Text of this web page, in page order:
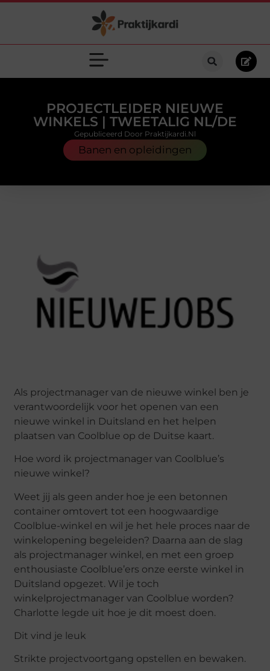
PROJECTLEIDER NIEUWE
WINKELS | TWEETALIG NL/DE
Banen en opleidingen
Gepubliceerd Door Praktijkardi.nl
Als projectmanager van de nieuwe winkel ben je
verantwoordelijk voor het openen van een
nieuwe winkel in Duitsland en het helpen
plaatsen van Coolblue op de Duitse kaart.
Hoe word ik projectmanager van Coolblue’s
nieuwe winkel?
Weet jij als geen ander hoe je een betonnen
container omtovert tot een hoogwaardige
Coolblue-winkel en wil je het hele proces naar de
winkelopening begeleiden? Daarna aan de slag
als projectmanager winkel, en met een groep
enthousiaste Coolblue’ers onze eerste winkel in
Duitsland opgezet. Wil je toch
winkelprojectmanager van Coolblue worden?
Charlotte legde uit hoe je dit moest doen.
Dit vind je leuk
Strikte projectvoortgang opstellen en bewaken.